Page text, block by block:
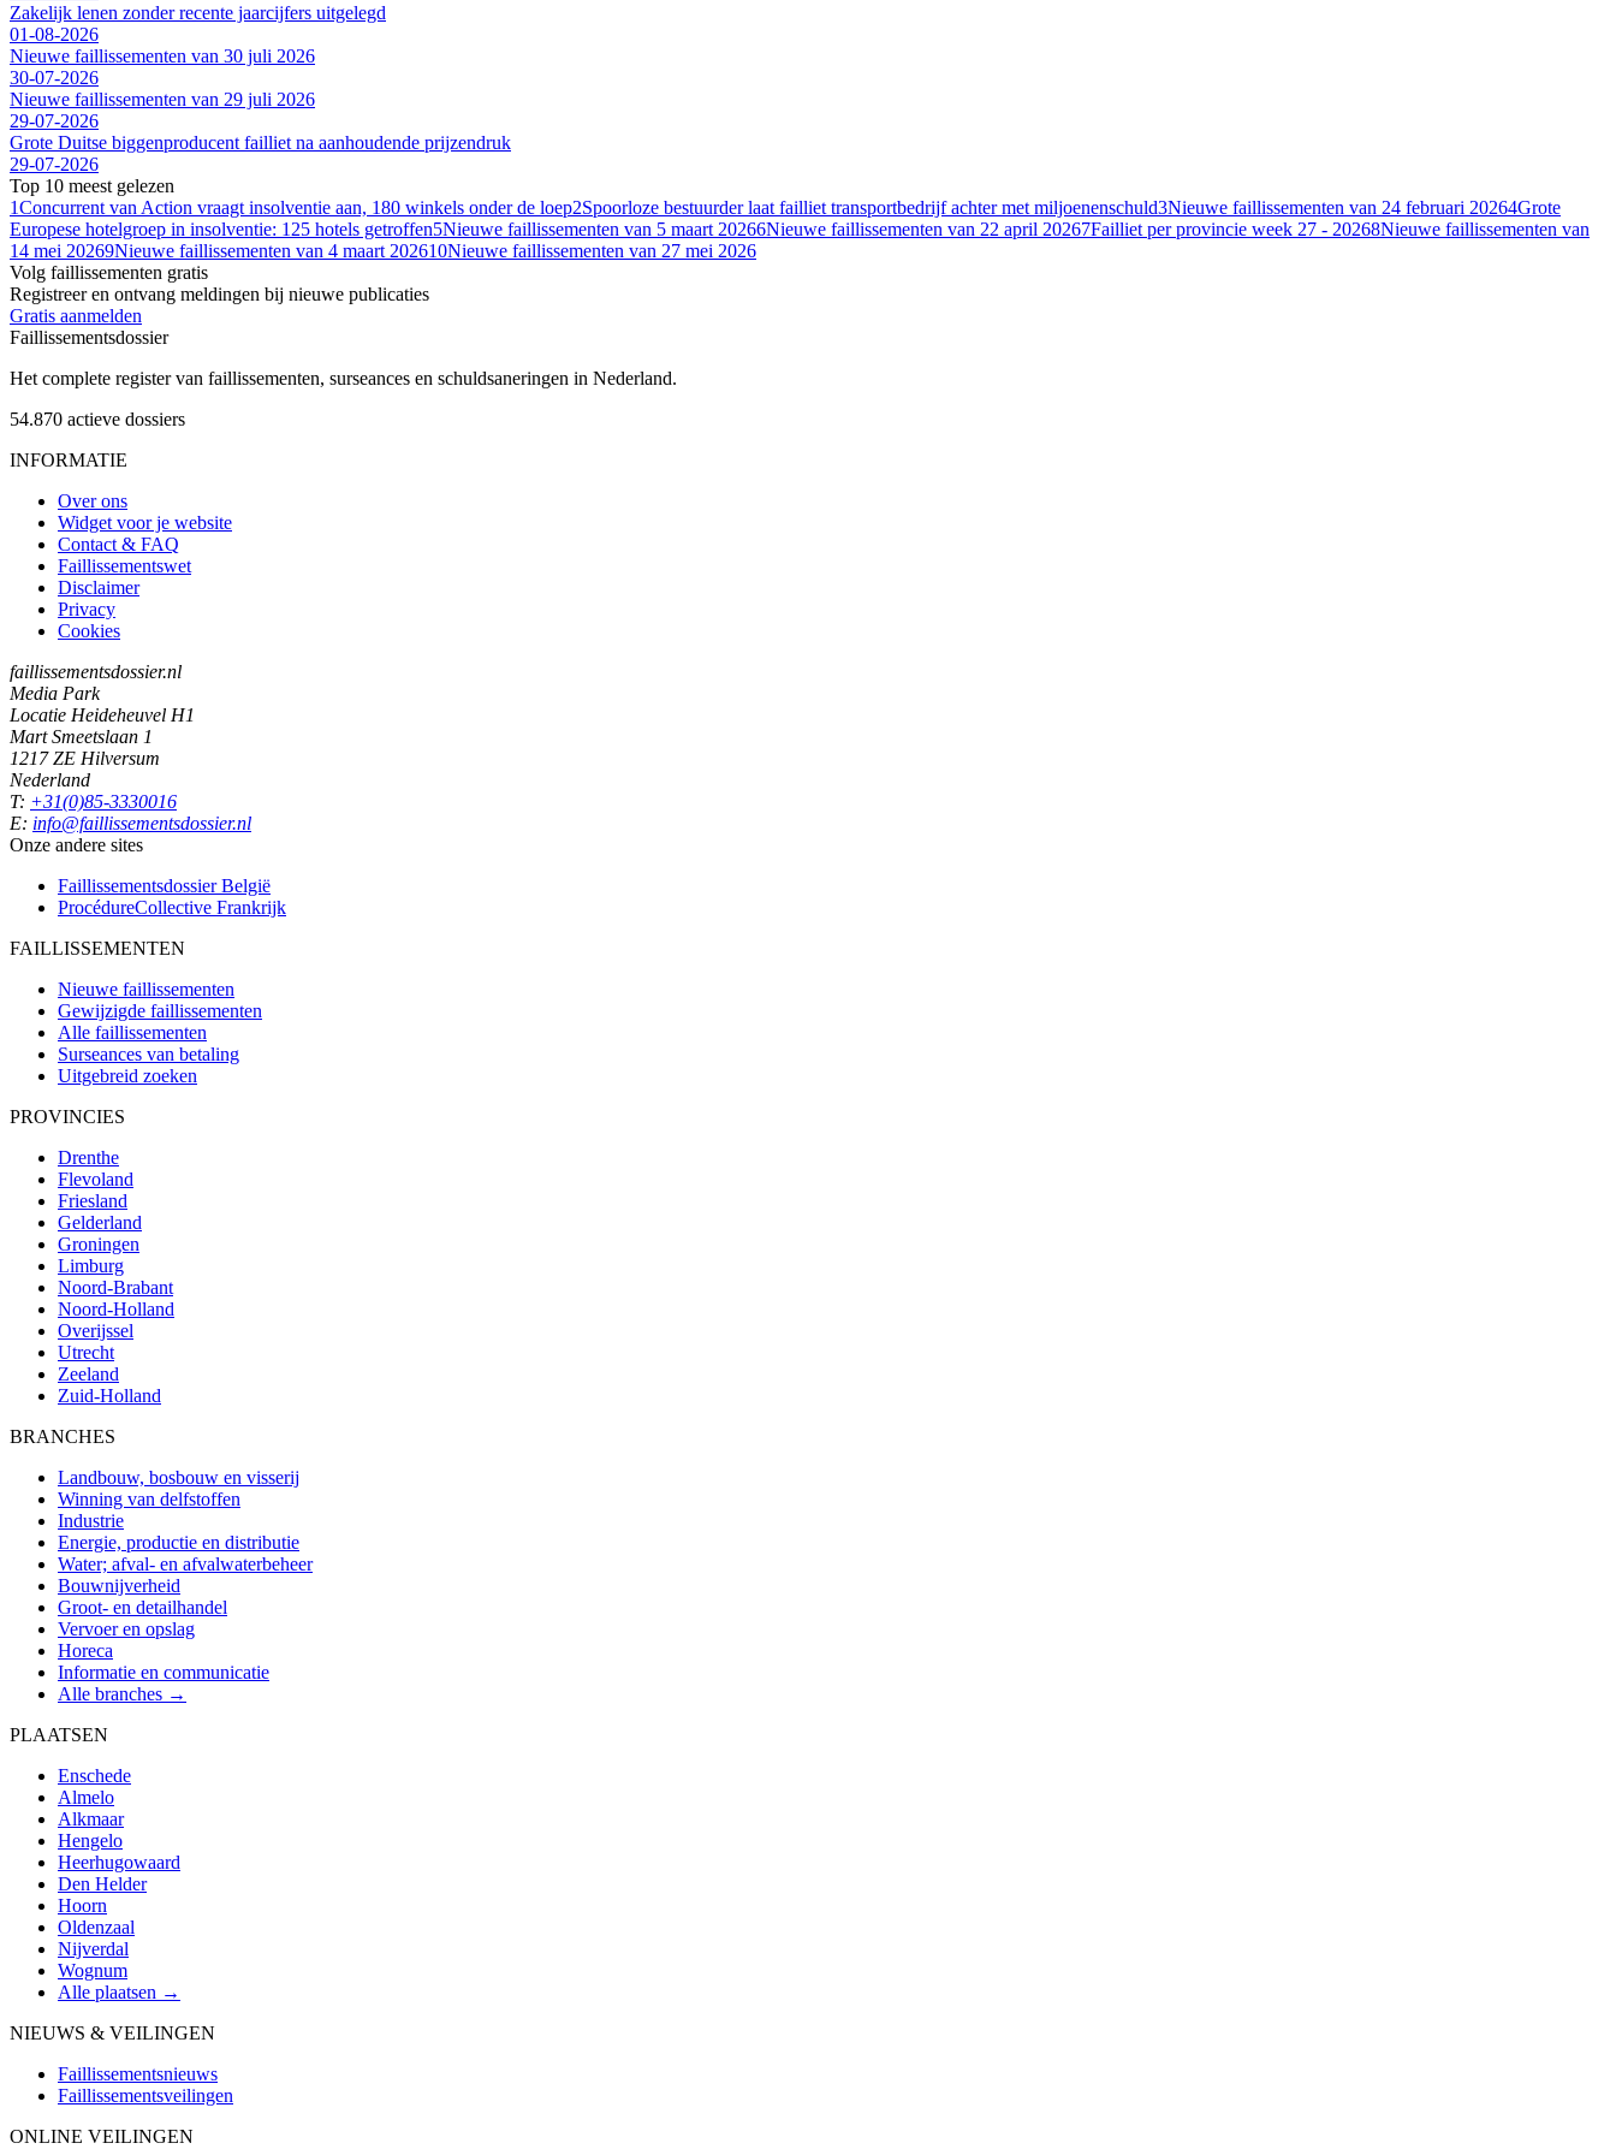
Zakelijk lenen zonder recente jaarcijfers uitgelegd
01-08-2026
Nieuwe faillissementen van 30 juli 2026
30-07-2026
Nieuwe faillissementen van 29 juli 2026
29-07-2026
Grote Duitse biggenproducent failliet na aanhoudende prijzendruk
29-07-2026
Top 10 meest gelezen
1Concurrent van Action vraagt insolventie aan, 180 winkels onder de loep2Spoorloze bestuurder laat failliet transportbedrijf achter met miljoenenschuld3Nieuwe faillissementen van 24 februari 20264Grote
Europese hotelgroep in insolventie: 125 hotels getroffen5Nieuwe faillissementen van 5 maart 20266Nieuwe faillissementen van 22 april 20267Failliet per provincie week 27 - 20268Nieuwe faillissementen van
14 mei 20269Nieuwe faillissementen van 4 maart 202610Nieuwe faillissementen van 27 mei 2026
Volg faillissementen gratis
Registreer en ontvang meldingen bij nieuwe publicaties
Gratis aanmelden
Faillissementsdossier
Het complete register van faillissementen, surseances en schuldsaneringen in Nederland.
54.870 actieve dossiers
INFORMATIE
Over ons
Widget voor je website
Contact & FAQ
Faillissementswet
Disclaimer
Privacy
Cookies
faillissementsdossier.nl
Media Park
Locatie Heideheuvel H1
Mart Smeetslaan 1
1217 ZE Hilversum
Nederland
T: +31(0)85-3330016
E: info@faillissementsdossier.nl
Onze andere sites
Faillissementsdossier België
ProcédureCollective Frankrijk
FAILLISSEMENTEN
Nieuwe faillissementen
Gewijzigde faillissementen
Alle faillissementen
Surseances van betaling
Uitgebreid zoeken
PROVINCIES
Drenthe
Flevoland
Friesland
Gelderland
Groningen
Limburg
Noord-Brabant
Noord-Holland
Overijssel
Utrecht
Zeeland
Zuid-Holland
BRANCHES
Landbouw, bosbouw en visserij
Winning van delfstoffen
Industrie
Energie, productie en distributie
Water; afval- en afvalwaterbeheer
Bouwnijverheid
Groot- en detailhandel
Vervoer en opslag
Horeca
Informatie en communicatie
Alle branches →
PLAATSEN
Enschede
Almelo
Alkmaar
Hengelo
Heerhugowaard
Den Helder
Hoorn
Oldenzaal
Nijverdal
Wognum
Alle plaatsen →
NIEUWS & VEILINGEN
Faillissementsnieuws
Faillissementsveilingen
ONLINE VEILINGEN